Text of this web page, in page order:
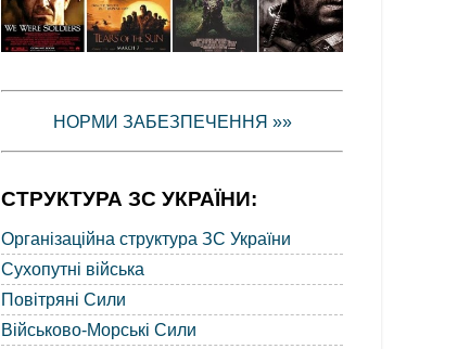
НОРМИ ЗАБЕЗПЕЧЕННЯ »»
СТРУКТУРА ЗС УКРАЇНИ:
Організаційна структура ЗС України
Сухопутні війська
Повітряні Сили
Військово-Морські Сили